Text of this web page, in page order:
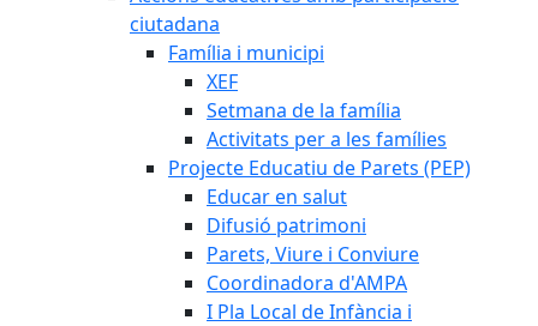
ciutadana
Família i municipi
XEF
Setmana de la família
Activitats per a les famílies
Projecte Educatiu de Parets (PEP)
Educar en salut
Difusió patrimoni
Parets, Viure i Conviure
Coordinadora d'AMPA
I Pla Local de Infància i